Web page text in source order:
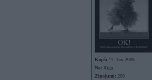
Kopš: 17. Jun 2009
No: Rīga
Ziņojumi: 206